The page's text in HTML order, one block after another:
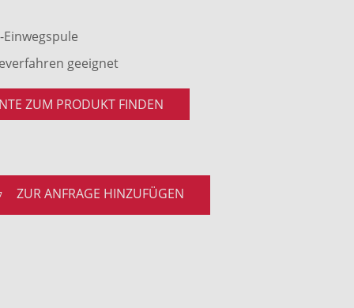
geeignet
ZUM PRODUKT FINDEN
ZUR ANFRAGE HINZUFÜGEN